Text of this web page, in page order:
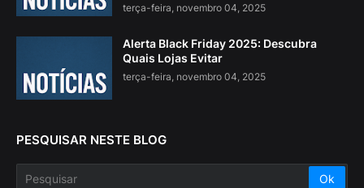
terça-feira, novembro 04, 2025
Alerta Black Friday 2025: Descubra
Quais Lojas Evitar
terça-feira, novembro 04, 2025
PESQUISAR NESTE BLOG